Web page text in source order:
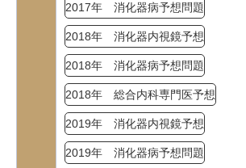
2017年 消化器病予想問題
2018年 消化器内視鏡予想
2018年 消化器病予想問題
2018年 総合内科専門医予想
2019年 消化器内視鏡予想
2019年 消化器病予想問題